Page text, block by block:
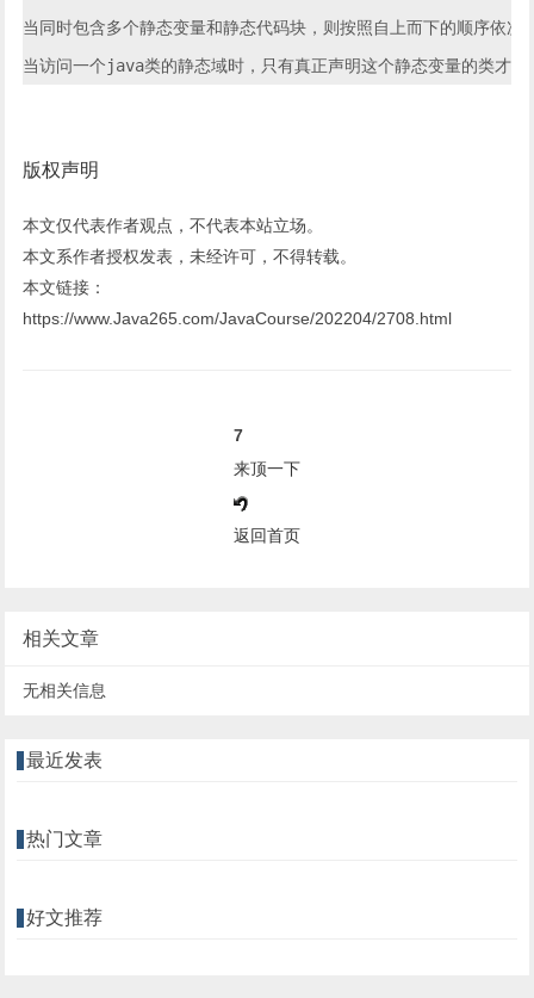
当同时包含多个静态变量和静态代码块，则按照自上而下的顺序依次
版权声明
本文仅代表作者观点，不代表本站立场。
本文系作者授权发表，未经许可，不得转载。
本文链接：
https://www.Java265.com/JavaCourse/202204/2708.html
7
来顶一下
返回首页
相关文章
无相关信息
最近发表
热门文章
好文推荐